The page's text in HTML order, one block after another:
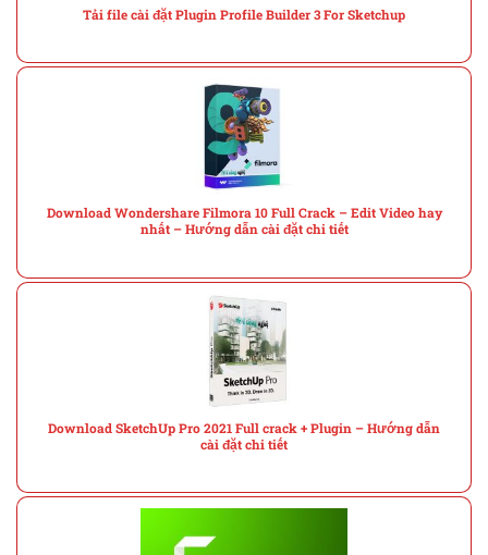
Tải file cài đặt Plugin Profile Builder 3 For Sketchup
Download Wondershare Filmora 10 Full Crack – Edit Video hay
nhất – Hướng dẫn cài đặt chi tiết
Download SketchUp Pro 2021 Full crack + Plugin – Hướng dẫn
cài đặt chi tiết